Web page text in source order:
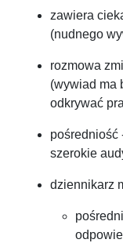
zawiera
(nudnego
rozmowa
(wywiad ma
odkrywać
pośredniość
szerokie
dziennikarz